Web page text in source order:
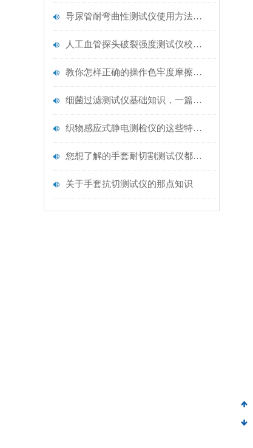
导尿管耐弯曲性测试仪使用方法与操作规范
人工血管探头破裂强度测试仪校准规范：精准赋能医疗安全的技术基准
教你怎样正确的操作色牢度摩擦测试机
细菌过滤测试仪基础知识，一篇搞定
织物感应式静电测检仪的这些特点很少有人都知道
您想了解的手套耐切割测试仪都在这里了
关于手套抗切测试仪的那点知识